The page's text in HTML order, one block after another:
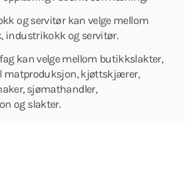
og servitør kan velge mellom
industrikokk og servitør.
kan velge mellom butikkslakter,
matproduksjon, kjøttskjærer,
sjømathandler,
og slakter.